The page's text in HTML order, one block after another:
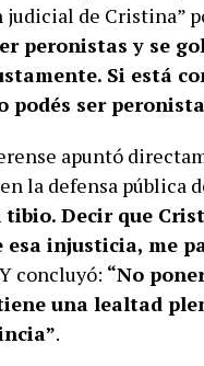
de Cristina”
peronistas y se
Si está
podés ser
apuntó
la defensa pública
Decir que
injusticia, me
concluyó: “No
una lealtad
.